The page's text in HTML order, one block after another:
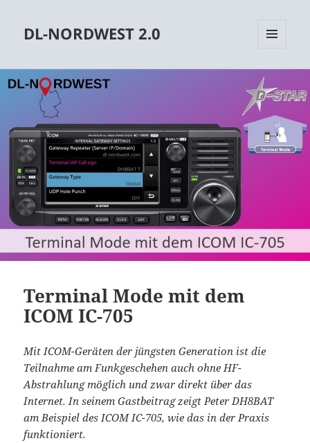
DL-NORDWEST 2.0
WIDGETS
Terminal Mode mit dem
ICOM IC-705
Mit ICOM-Geräten der jüngsten Generation ist die
Teilnahme am Funkgeschehen auch ohne HF-
Abstrahlung möglich und zwar direkt über das
Internet. In seinem Gastbeitrag zeigt Peter DH8BAT
am Beispiel des ICOM IC-705, wie das in der Praxis
funktioniert.